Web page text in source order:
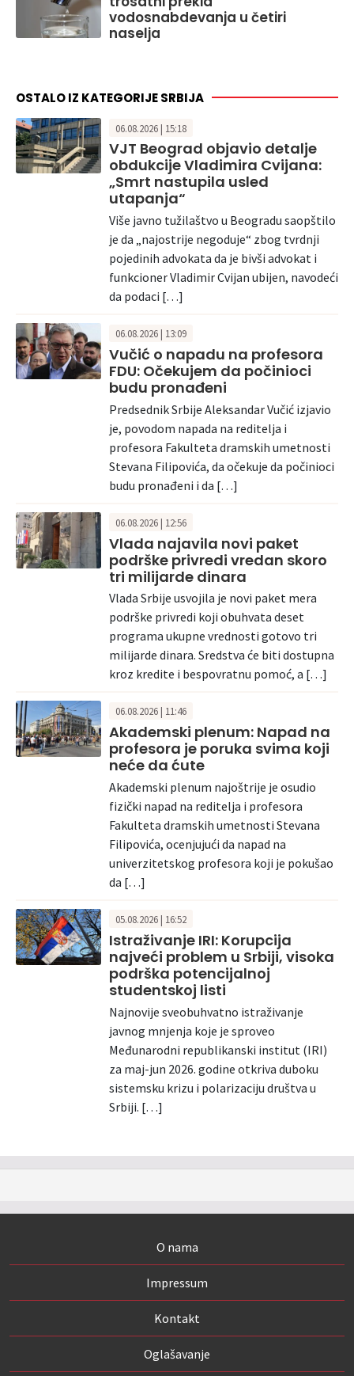
vodosnabdevanja u četiri
naselja
OSTALO IZ KATEGORIJE SRBIJA
06.08.2026 | 15:18
VJT Beograd objavio detalje
obdukcije Vladimira Cvijana:
„Smrt nastupila usled
utapanja“
Više javno tužilaštvo u Beogradu saopštilo
je da „najostrije negoduje“ zbog tvrdnji
pojedinih advokata da je bivši advokat i
funkcioner Vladimir Cvijan ubijen, navodeći
da podaci […]
06.08.2026 | 13:09
Vučić o napadu na profesora
FDU: Očekujem da počinioci
budu pronađeni
Predsednik Srbije Aleksandar Vučić izjavio
je, povodom napada na reditelja i
profesora Fakulteta dramskih umetnosti
Stevana Filipovića, da očekuje da počinioci
budu pronađeni i da […]
06.08.2026 | 12:56
Vlada najavila novi paket
podrške privredi vredan skoro
tri milijarde dinara
Vlada Srbije usvojila je novi paket mera
podrške privredi koji obuhvata deset
programa ukupne vrednosti gotovo tri
milijarde dinara. Sredstva će biti dostupna
kroz kredite i bespovratnu pomoć, a […]
06.08.2026 | 11:46
Akademski plenum: Napad na
profesora je poruka svima koji
neće da ćute
Akademski plenum najoštrije je osudio
fizički napad na reditelja i profesora
Fakulteta dramskih umetnosti Stevana
Filipovića, ocenjujući da napad na
univerzitetskog profesora koji je pokušao
da […]
05.08.2026 | 16:52
Istraživanje IRI: Korupcija
najveći problem u Srbiji, visoka
podrška potencijalnoj
studentskoj listi
Najnovije sveobuhvatno istraživanje
javnog mnjenja koje je sproveo
Međunarodni republikanski institut (IRI)
za maj-jun 2026. godine otkriva duboku
sistemsku krizu i polarizaciju društva u
Srbiji. […]
O nama
Impressum
Kontakt
Oglašavanje